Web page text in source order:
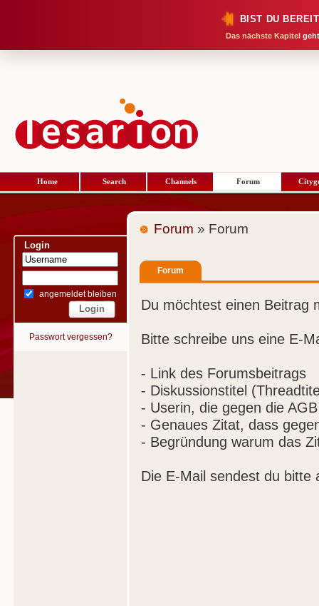
BIST DU
Das nächste Kapitel
Home Search Channels Forum
Login
angemeldet bleiben
Passwort vergessen?
Forum » Forum
Forum
Du möchtest einen Beitrag
Bitte schreibe uns eine E-
- Link des Forumsbeitrags
- Diskussionstitel
- Userin, die gegen die
- Genaues Zitat, dass
- Begründung warum das
Die E-Mail sendest du bitte